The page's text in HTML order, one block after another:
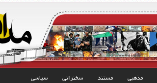
مذهبی مستند سخنرانی سیاسی